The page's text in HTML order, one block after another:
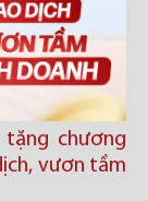
chương
vươn tầm